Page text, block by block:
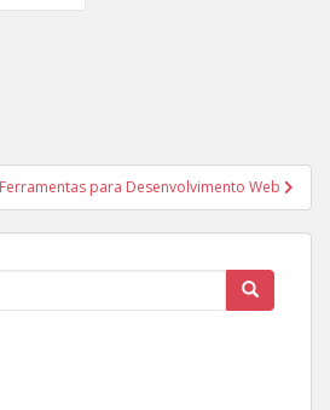
Ferramentas para Desenvolvimento Web